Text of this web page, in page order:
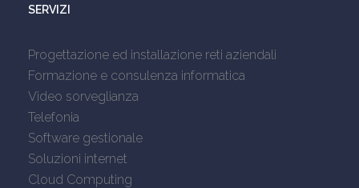
SERVIZI
Progettazione ed installazione reti aziendali
Formazione e consulenza informatica
Video sorveglianza
Telefonia
Software gestionale
Soluzioni internet
Cloud Computing